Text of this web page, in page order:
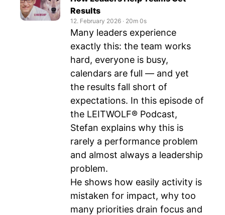
Results
12. February 2026 ‧ 20m 0s
Many leaders experience
exactly this: the team works
hard, everyone is busy,
calendars are full — and yet
the results fall short of
expectations. In this episode of
the LEITWOLF® Podcast,
Stefan explains why this is
rarely a performance problem
and almost always a leadership
problem.
He shows how easily activity is
mistaken for impact, why too
many priorities drain focus and